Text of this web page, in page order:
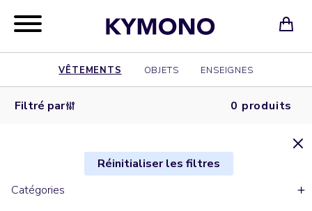
VÊTEMENTS OBJETS ENSEIGNES
Filtré par 0 produits
Réinitialiser les filtres
Catégories